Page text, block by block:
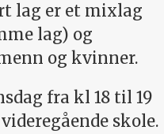
lag er et mixlag
lag) og
og kvinner.
fra kl 18 til 19
skole.